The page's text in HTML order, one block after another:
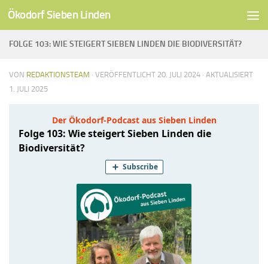
Unter dem Inhalt
Ökodorf Sieben Linden
FOLGE 103: WIE STEIGERT SIEBEN LINDEN DIE BIODIVERSITÄT?
VON REDAKTIONSTEAM · VERÖFFENTLICHT 20. JULI 2024 · AKTUALISIERT
1. JULI 2025